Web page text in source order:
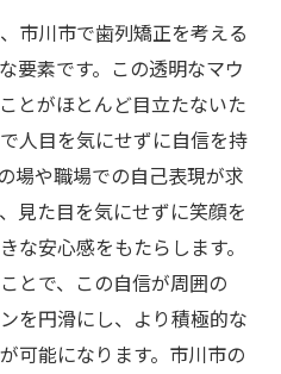
市川市で歯列矯正を考える
要素です。この透明なマウ
とがほとんど目立たないた
人目を気にせずに自信を持
場や職場での自己表現が求
見た目を気にせずに笑顔を
な安心感をもたらします。
とで、この自信が周囲の
を円滑にし、より積極的な
可能になります。市川市の